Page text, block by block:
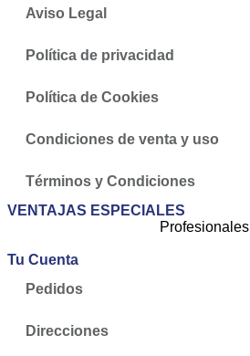
Aviso Legal
Política de privacidad
Política de Cookies
Condiciones de venta y uso
Términos y Condiciones
VENTAJAS ESPECIALES
Profesionales
Tu Cuenta
Pedidos
Direcciones